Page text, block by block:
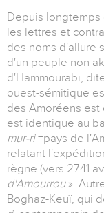
Depuis longtemps
les lettres et
des noms d'allure
d'un peuple non
d'Hammourabi,
ouest-sémitique
des Amoréens est
est identique au
mur-ri=pays de
relatant
règne (vers 2741
d'Amourrou».
Boghaz-Keuï, qui